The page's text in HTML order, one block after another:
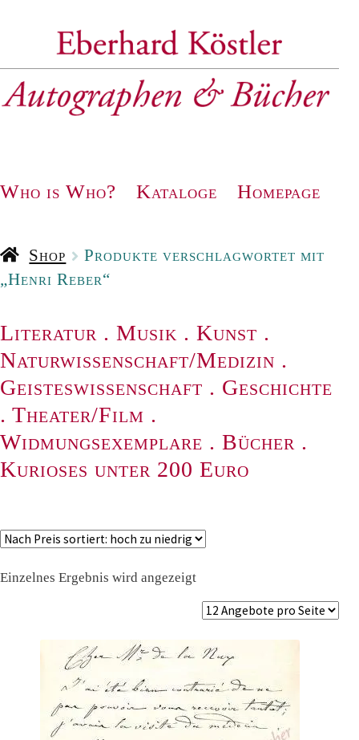
Navigation
Who is Who? Kataloge Homepage
Shop
Produkte verschlagwortet mit
„Henri Reber“
Literatur . Musik . Kunst .
Naturwissenschaft/Medizin .
Geisteswissenschaft . Geschichte
. Theater/Film .
Widmungsexemplare . Bücher .
Kurioses unter 200 Euro
Einzelnes Ergebnis wird angezeigt